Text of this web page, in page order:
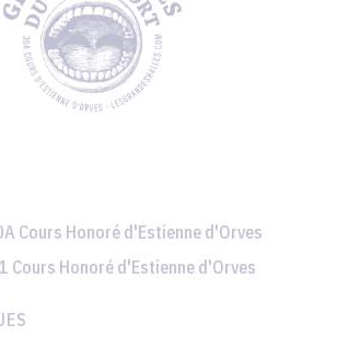
Cours Honoré d'Estienne d'Orves
Cours Honoré d'Estienne d'Orves